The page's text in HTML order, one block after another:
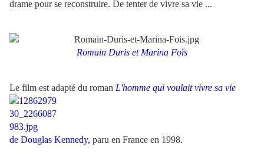
drame pour se reconstruire. De tenter de vivre sa vie ...
Romain Duris et Marina Foïs
Le film est adapté du roman L'homme qui voulait vivre sa vie
de Douglas Kennedy, paru en France en 1998.